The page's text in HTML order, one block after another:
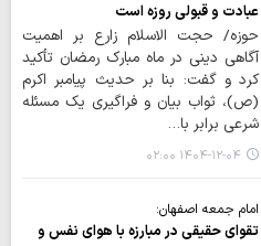
عبادت و قبولی روزه است
حوزه/ حجت الاسلام زارع بر اهمیت
آگاهی دینی در ماه مبارک رمضان تأکید
کرد و گفت: بنا بر حدیث پیامبر اکرم
(ص)، ثواب بیان و فراگیری یک مسئله
شرعی برابر با…
۱۴۰۴-۱۲-۰۴ ۰۲:۰۰
امام جمعه اصفهان:
تقوای حقیقی در مبارزه با هوای نفس و